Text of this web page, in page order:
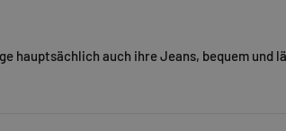
hauptsächlich auch ihre Jeans, bequem und